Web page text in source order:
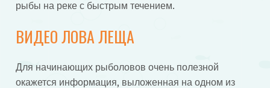
рыбы на реке с быстрым течением.
ВИДЕО ЛОВА ЛЕЩА
Для начинающих рыболовов очень полезной
окажется информация, выложенная на одном из